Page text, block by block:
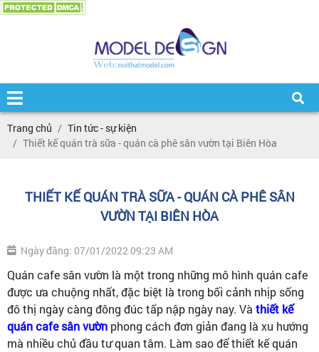
Trang chủ
Tin tức - sự kiện
Thiết kế quán trà sữa - quán cà phê sân vườn tại Biên Hòa
THIẾT KẾ QUÁN TRÀ SỮA - QUÁN CÀ PHÊ SÂN
VƯỜN TẠI BIÊN HÒA
Ngày đăng: 07/01/2022 09:23 AM
Quán cafe sân vườn là một trong những mô hình quán cafe
được ưa chuộng nhất, đặc biệt là trong bối cảnh nhịp sống
đô thị ngày càng đông đúc tấp nập ngày nay. Và thiết kế
quán cafe sân vườn phong cách đơn giản đang là xu hướng
mà nhiều chủ đầu tư quan tâm. Làm sao để thiết kế quán